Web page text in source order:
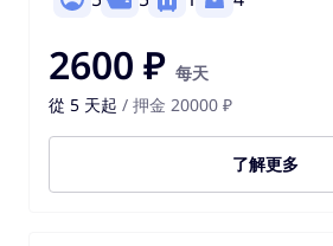
2600 ₽ 每天
從 5 天起 / 押金 20000 ₽
了解更多